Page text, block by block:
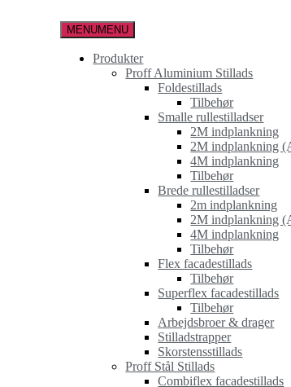
MENUMENU
Produkter
Proff Aluminium Stillads
Foldestillads
Tilbehør
Smalle rullestilladser
2M indplankning
2M indplankning
4M indplankning
Tilbehør
Brede rullestilladser
2m indplankning
2M indplankning
4M indplankning
Tilbehør
Flex facadestillads
Tilbehør
Superflex facadestillads
Tilbehør
Arbejdsbroer & drager
Stilladstrapper
Skorstensstillads
Proff Stål Stillads
Combiflex facadestillads